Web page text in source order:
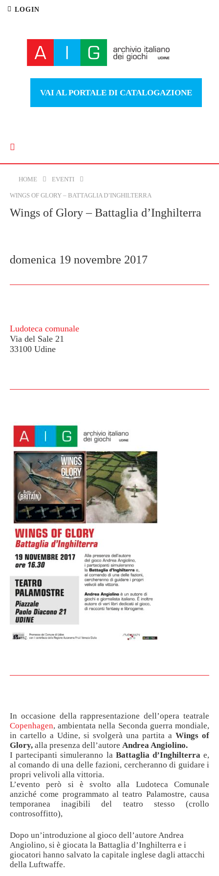
LOGIN
VAI AL PORTALE DI CATALOGAZIONE
HOME EVENTI
WINGS OF GLORY – BATTAGLIA D’INGHILTERRA
Wings of Glory – Battaglia d’Inghilterra
domenica 19 novembre 2017
Ludoteca comunale
Via del Sale 21
33100 Udine
In occasione della rappresentazione dell’opera teatrale
Copenhagen, ambientata nella Seconda guerra mondiale,
in cartello a Udine, si svolgerà una partita a Wings of
Glory, alla presenza dell’autore Andrea Angiolino.
I partecipanti simuleranno la Battaglia d’Inghilterrae,
al comando di una delle fazioni, cercheranno di guidare i
propri velivoli alla vittoria.
L’evento però si è svolto alla Ludoteca Comunale
anziché come programmato al teatro Palamostre, causa
temporanea inagibili del teatro stesso (crollo
controsoffitto),
Dopo un’introduzione al gioco dell’autore Andrea
Angiolino, si è giocata la Battaglia d’Inghilterra e i
giocatori hanno salvato la capitale inglese dagli attacchi
della Luftwaffe.